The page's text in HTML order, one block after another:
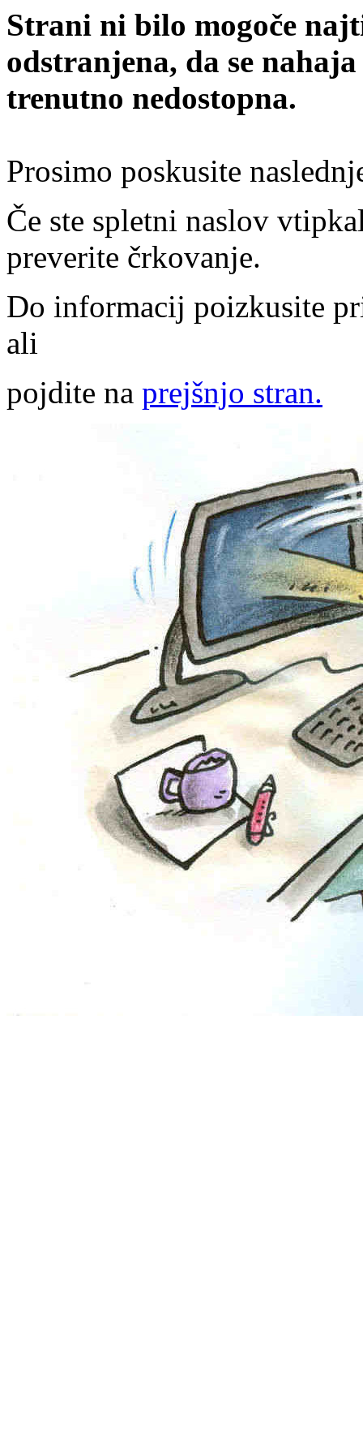
Strani ni bilo mogoče
odstranjena, da se
trenutno nedostopna.
Prosimo poskusite
Če ste spletni naslov
preverite črkovanje.
Do informacij poizkusite
ali
pojdite na prejšnjo stran.